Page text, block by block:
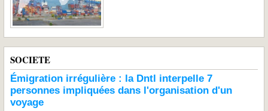
SOCIETE
Émigration irrégulière : la Dntl interpelle 7
personnes impliquées dans l'organisation d'un
voyage